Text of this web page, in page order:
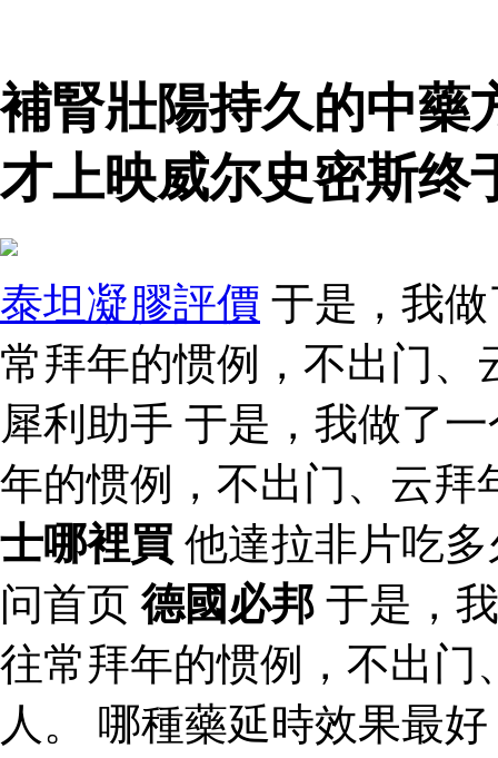
補腎壯陽持久的中藥
才上映威尔史密斯终
泰坦凝膠評價 于是，我
常拜年的惯例，不出门、
犀利助手 于是，我做了
年的惯例，不出门、云拜
士哪裡買 他達拉非片吃
问首页德國必邦 于是，
往常拜年的惯例，不出门
人。 哪種藥延時效果最